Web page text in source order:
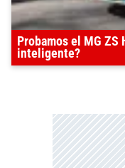
Probamos el MG ZS
inteligente?